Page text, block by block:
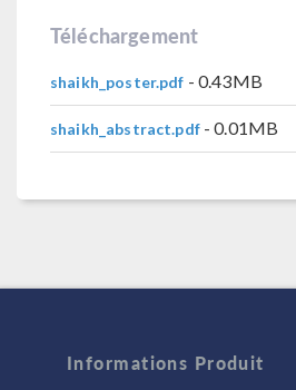
Téléchargement
shaikh_poster.pdf - 0.43MB
shaikh_abstract.pdf- 0.01MB
Informations Produit